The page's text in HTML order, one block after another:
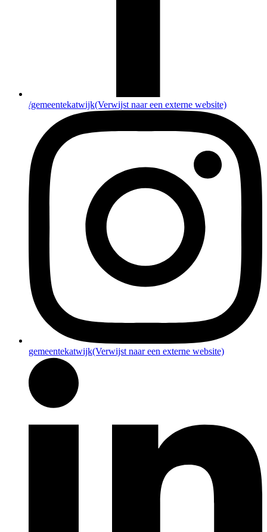
/gemeentekatwijk(Verwijst naar een externe website)
gemeentekatwijk(Verwijst naar een externe website)